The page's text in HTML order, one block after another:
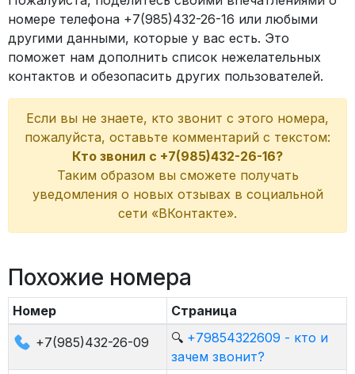
номере телефона +7(985)432-26-16 или любыми
другими данными, которые у вас есть. Это
поможет нам дополнить список нежелательных
контактов и обезопасить других пользователей.
Если вы не знаете, кто звонит с этого номера,
пожалуйста, оставьте комментарий с текстом:
Кто звонил с +7(985)432-26-16?
Таким образом вы сможете получать
уведомления о новых отзывах в социальной
сети «ВКонтакте».
Похожие номера
Номер
Страница
+7(985)432-26-09
🔍 +79854322609 - кто и
зачем звонит?